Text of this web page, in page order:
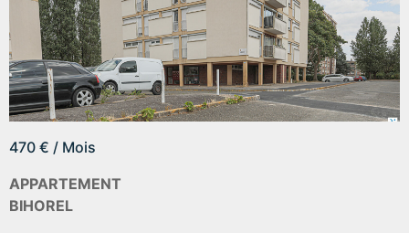
470 € / Mois
APPARTEMENT
BIHOREL